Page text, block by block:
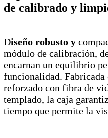
de calibrado y
Diseño robusto y
módulo de calibración,
encarnan un equilibrio
funcionalidad. Fabricada
reforzado con fibra de
templado, la caja
tiempo que permite la